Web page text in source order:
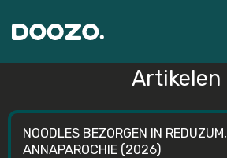
Artikelen
NOODLES BEZORGEN IN
ANNAPAROCHIE (2026)